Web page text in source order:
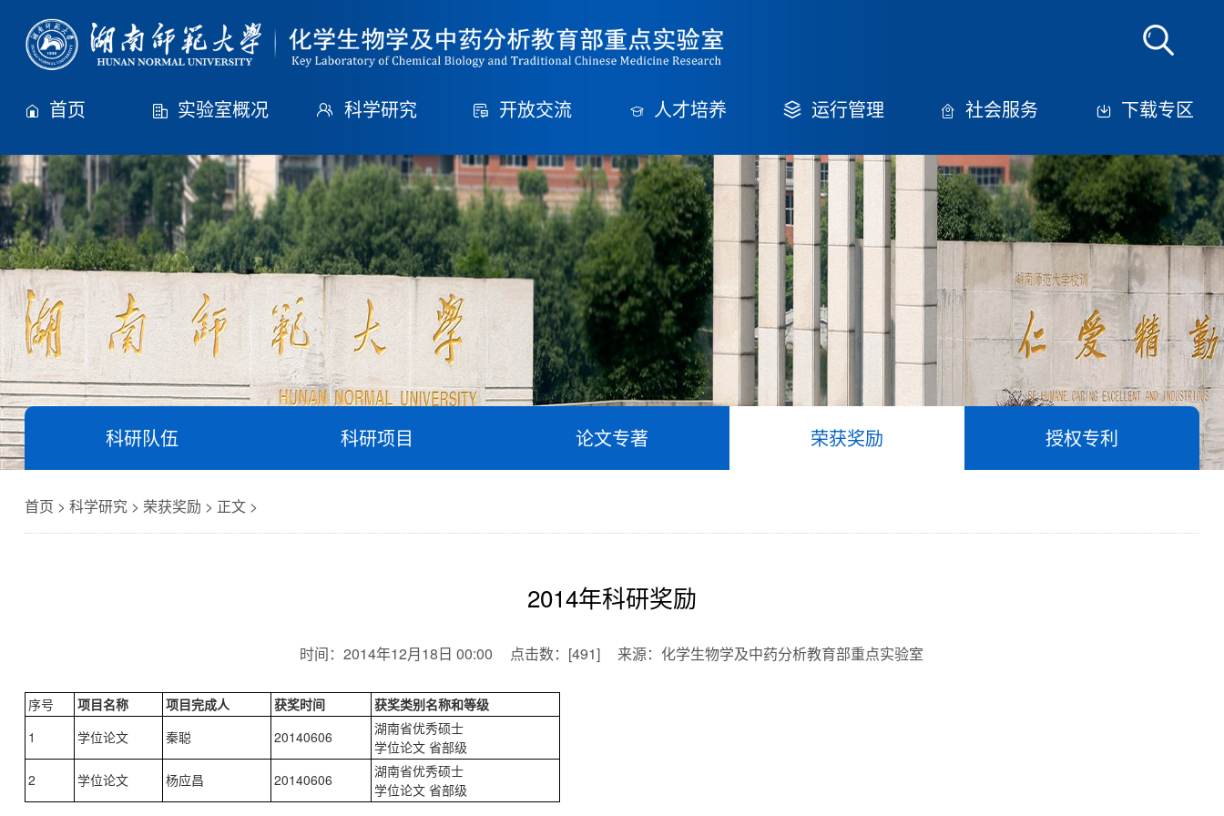
首页 实验室概况 科学研究 开放交流 人才培养 运行管理 社会服务 下载专区
科研队伍 科研项目 论文专著 荣获奖励 授权专利
首页 > 科学研究 > 荣获奖励 > 正文 >
2014年科研奖励
时间：2014年12月18日 00:00 点击数： [491] 来源： 化学生物学及中药分析教育部重点实验室
序号 项目名称 项目完成人 获奖时间
获奖类别名称和等级
1
学位论文 秦聪 20140606
湖南省优秀硕士
学位论文 省部级
2
学位论文 杨应昌 20140606
湖南省优秀硕士
学位论文 省部级